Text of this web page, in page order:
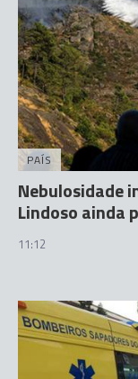
PAÍS
Nebulosidade
Lindoso ainda
11:12